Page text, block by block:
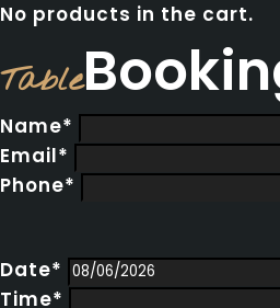
No products in the cart.
Table
Name*
Email*
Phone*
Date*
Time*